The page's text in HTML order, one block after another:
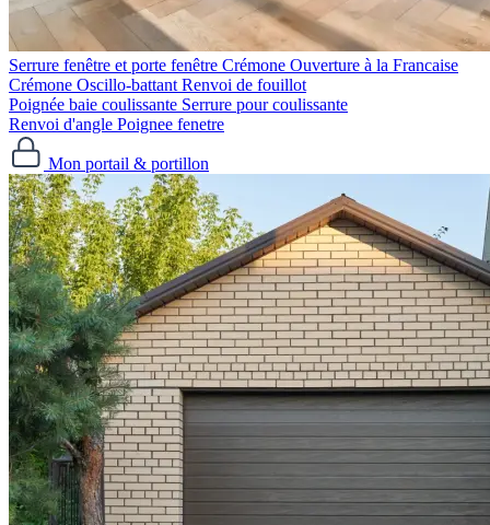
Serrure fenêtre et porte fenêtre
Crémone Ouverture à la Francaise
Crémone Oscillo-battant Renvoi de fouillot
Poignée baie coulissante Serrure pour coulissante
Renvoi d'angle Poignee fenetre
Mon portail & portillon